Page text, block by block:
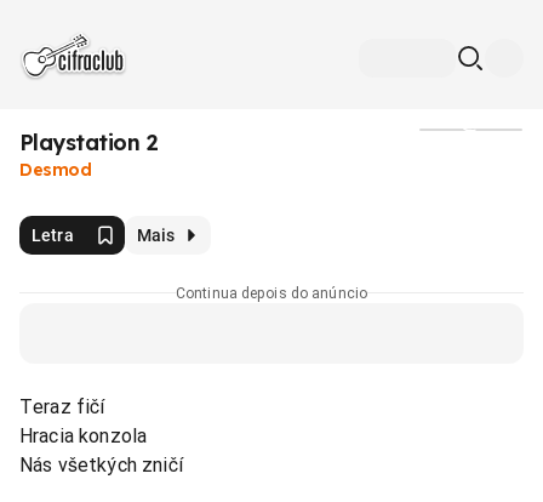
Playstation 2
Desmod
Letra Mais
Continua depois do anúncio
Teraz fičí
Hracia konzola
Nás všetkých zničí